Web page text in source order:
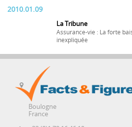
2010.01.09
La Tribune
Assurance-vie : La forte
inexpliquée
Boulogne
France